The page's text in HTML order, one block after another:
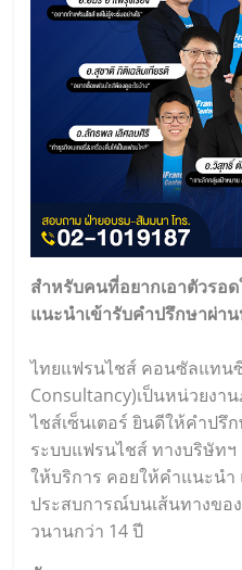
สำหรับคนที่อยากเอาตัวรอ
แนะนำเข้ารับคำปรึกษาผ่า
ไทยแฟรนไชส์ คอนซัลแทน
Consultancy)เป็นหน่วยงา
ไชส์เซ็นเตอร์ ยินดีให้คำปรึ
ระบบแฟรนไชส์ ทางบริษัท
ให้บริการ คอยให้คำแนะน
ประสบการณ์บนเส้นทางขอ
วนานกว่า 14 ปี